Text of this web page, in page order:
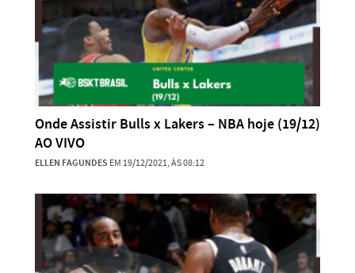
Onde Assistir Bulls x Lakers – NBA hoje (19/12)
AO VIVO
ELLEN FAGUNDES EM 19/12/2021, ÀS 08:12